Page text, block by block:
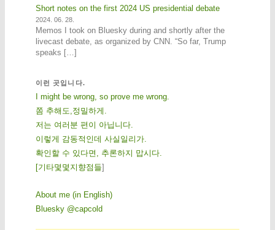
Short notes on the first 2024 US presidential debate
2024. 06. 28.
Memos I took on Bluesky during and shortly after the
livecast debate, as organized by CNN. “So far, Trump
speaks […]
이런 곳입니다.
I might be wrong, so prove me wrong.
쫌 추해도,정밀하게.
저는 여러분 편이 아닙니다.
이렇게 감동적인데 사실일리가.
확인할 수 있다면, 추론하지 맙시다.
[기 타몇 몇 지 향점 들]
About me (in English)
Bluesky @capcold